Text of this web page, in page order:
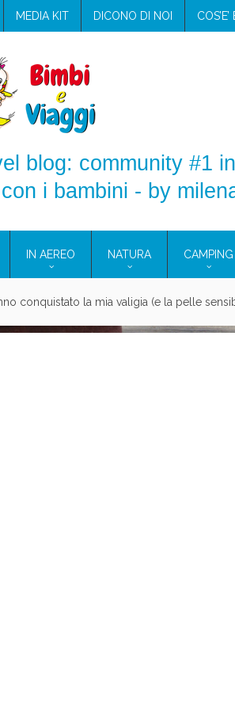
MEDIA KIT DICONO DI NOI
blog: community #1
i bambini - by
IN AEREO NATURA CAMPING
conquistato la mia valigia (e la pelle